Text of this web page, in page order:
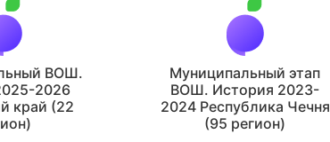
ВОШ.
2026
край (22
Муниципальный этап
ВОШ. История 2023-
2024 Республика Чечня
(95 регион)